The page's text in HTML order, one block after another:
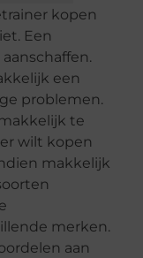
kopen
Een
een
problemen.
te
wilt kopen
makkelijk
merken.
aan